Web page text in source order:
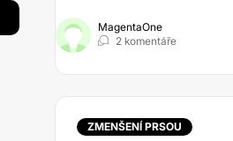
MagentaOne
2 komentáře
ZMENŠENÍ PRSOU